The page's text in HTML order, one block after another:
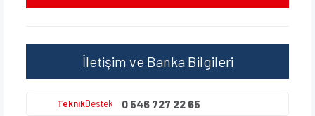
İletişim ve Banka Bilgileri
TeknikDestek 0 546 727 22 65